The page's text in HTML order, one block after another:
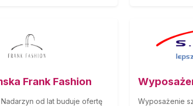
Frank Fashion
Nadarzyn od lat buduje ofertę
Wyposażenie